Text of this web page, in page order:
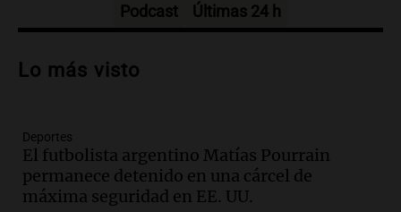
hablaron de su obra en Cadena 3
Audio.
recuerdo del paso de Juan Pablo II: "Te
traspasaba con la mirada"
Amamos los Domingos
Podcast Últimas 24 h
Lo más visto
Deportes
El futbolista argentino Matías Pourrain
permanece detenido en una cárcel de
máxima seguridad en EE. UU.